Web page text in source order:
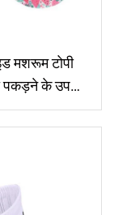
मशरूम टोपी
पकड़ने के उपयोग